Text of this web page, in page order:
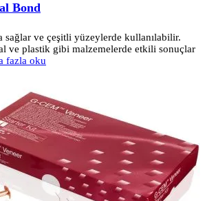
Bond
sağlar ve çeşitli yüzeylerde kullanılabilir.
ve plastik gibi malzemelerde etkili sonuçlar
fazla oku